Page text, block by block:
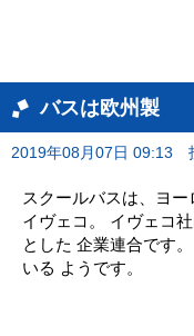
バスは欧州製
2019年08月07日 09:13
スクールバスは、ヨー
イヴェコ。 イヴェコ
とした 企業連合です
いる ようです。